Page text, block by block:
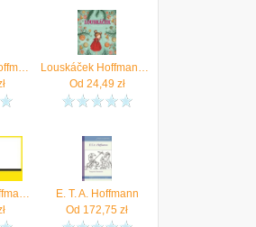
Noční kousky Hoffmann E. T. A.
Louskáček Hoffmann E. T. A.
Od 24,49 zł
Nachtstücke Hoffmann E. T. A.
E. T. A. Hoffmann
Od 172,75 zł